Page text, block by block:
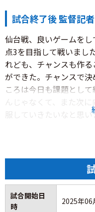
試合は立ち上がりからや
はネーミアス選手が負
ト。甲府はチャンスは
ず。後半も流れを引き
通じてゴールを奪えず
了。
内容は悪くないものの
甲府の予想フォーメー
荒木選手。ボランチ：
試合終了後 監督記
仙台戦、良いゲームを
点3を目指して戦いまし
れども、チャンスも作
ができた。チャンスで
ころは今日も課題とし
服していきたいなと思
かりできたと思います
ックを作って押し出し
相手の危険なエリアに
試合開始日
時
2025年06